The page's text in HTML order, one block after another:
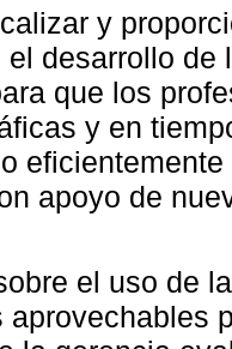
y
el desarrollo
que los
y en
apoyo de
el uso de
aprovechables